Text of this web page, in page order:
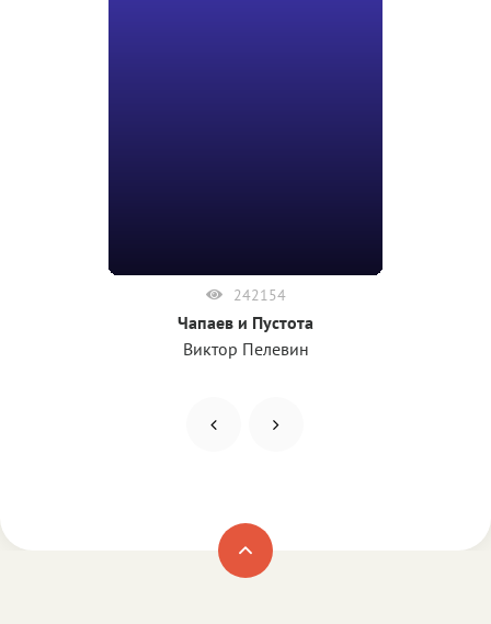
242154
Чапаев и Пустота
Виктор Пелевин